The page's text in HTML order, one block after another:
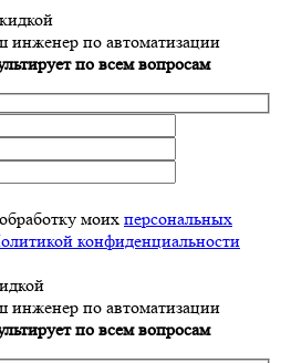
по автоматизации
по всем вопросам
моих персональных
конфиденциальности
по автоматизации
по всем вопросам